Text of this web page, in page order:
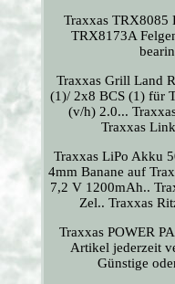
Traxxas TRX8085
TRX8173A
Traxxas Grill Land
(1)/ 2x8 BCS (1) für
(v/h) 2.0...
Traxxas
Traxxas LiPo Akku
4mm Banane auf
7,2 V 1200mAh..
Zel.. Traxxas
Traxxas POWER
Artikel jederzeit
Günstige